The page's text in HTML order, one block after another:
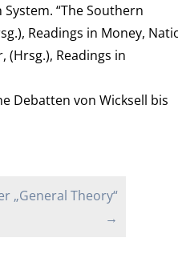
“The Southern
Readings in Money,
(Hrsg.), Readings in
Debatten von Wicksell bis
„General Theory“
→